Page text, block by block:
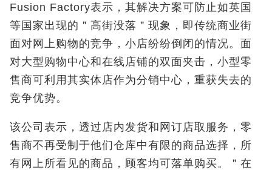
Fusion Factory表示，其解决方案可防止如英国
等国家出现的＂高街没落＂现象，即传统商业街
面对网上购物的竞争，小店纷纷倒闭的情况。面
对大型购物中心和在线店铺的双面夹击，小型零
售商可利用其实体店作为分销中心，重获失去的
竞争优势。
该公司表示，透过店内发货和网订店取服务，零
售商不再受制于他们仓库中有限的商品选择，所
有网上所看见的商品，顾客均可落单购买。＂在